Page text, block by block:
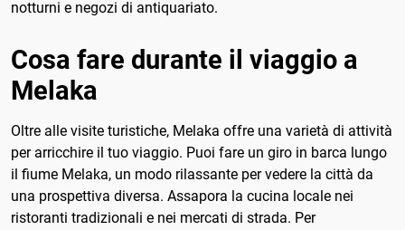
notturni e negozi di antiquariato.
Cosa fare durante il viaggio a
Melaka
Oltre alle visite turistiche, Melaka offre una varietà di attività
per arricchire il tuo viaggio. Puoi fare un giro in barca lungo
il fiume Melaka, un modo rilassante per vedere la città da
una prospettiva diversa. Assapora la cucina locale nei
ristoranti tradizionali e nei mercati di strada. Per